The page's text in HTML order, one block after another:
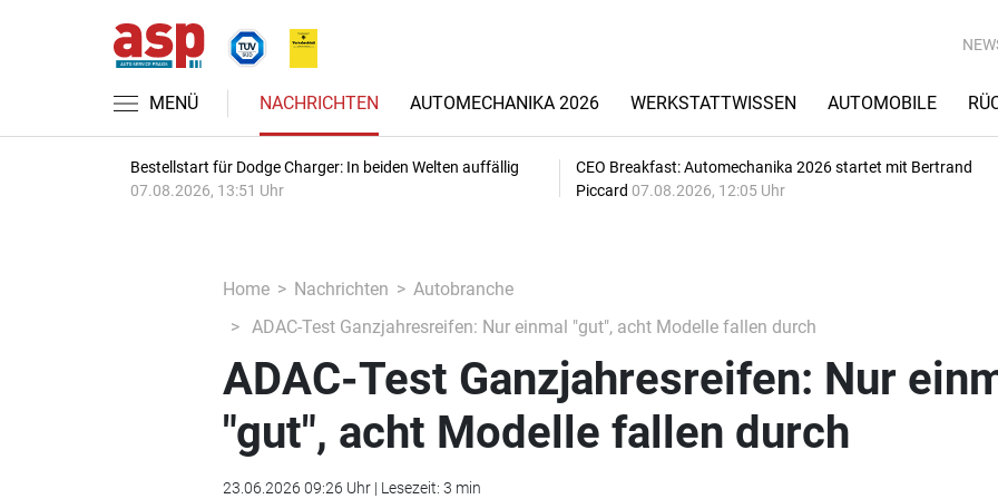
MENÜ NACHRICHTEN AUTOMECHANIKA 2026 WERKSTATTWISSEN AUTOMOBILE
Bestellstart für Dodge Charger: In beiden Welten auffällig
07.08.2026, 13:51 Uhr
CEO Breakfast: Automechanika 2026 startet mit Bertrand
Piccard 07.08.2026, 12:05 Uhr
Home Nachrichten
Autobranche
ADAC-Test Ganzjahresreifen: Nur einmal "gut", acht Modelle fallen durch
ADAC-Test Ganzjahresreifen: Nur
"gut", acht Modelle fallen durch
23.06.2026 09:26 Uhr | Lesezeit: 3 min